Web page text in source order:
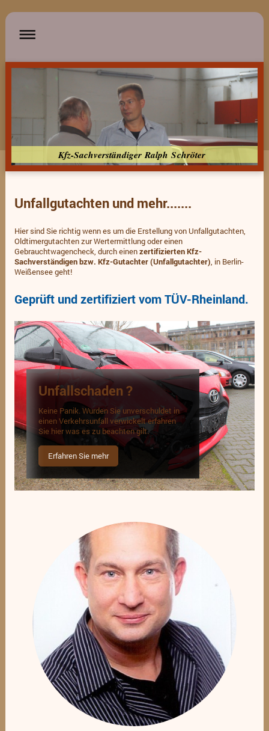
Kfz-Sachverständiger Ralph Schröter
Unfallgutachten und mehr.......
Hier sind Sie richtig wenn es um die Erstellung von Unfallgutachten,
Oldtimergutachten zur Wertermittlung oder einen
Gebrauchtwagencheck, durch einenzertifizierten Kfz-
Sachverständigen bzw. Kfz-Gutachter (Unfallgutachter) , in Berlin-
Weißensee geht!
Geprüft und zertifiziert vom TÜV-Rheinland.
Unfallschaden ?
Keine Panik. Wurden Sie unverschuldet in
einen Verkehrsunfall verwickelt erfahren
Sie hier was es zu beachten gilt.
Erfahren Sie mehr